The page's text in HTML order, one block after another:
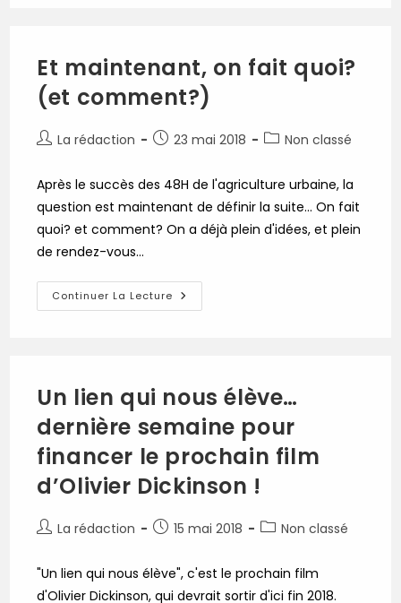
Opération
« Crop
Mob
/
À
La
Et maintenant, on fait quoi?
(et comment?)
Auteur/autrice
la
publication :
La rédaction
Publication
23 mai 2018
PostNon classé
Après le succès des 48H de l'agriculture urbaine, la
question est maintenant de définir la suite... On fait
quoi? et comment? On a déjà plein d'idées, et plein
de rendez-vous…
Continuer La Lecture Et
Maintenant,
Un lien qui nous élève…
dernière semaine pour
financer le prochain film
d’Olivier Dickinson !
Auteur/autrice
la
publication :
La rédaction
Publication
15 mai 2018
PostNon classé
"Un lien qui nous élève", c'est le prochain film
d'Olivier Dickinson, qui devrait sortir d'ici fin 2018.